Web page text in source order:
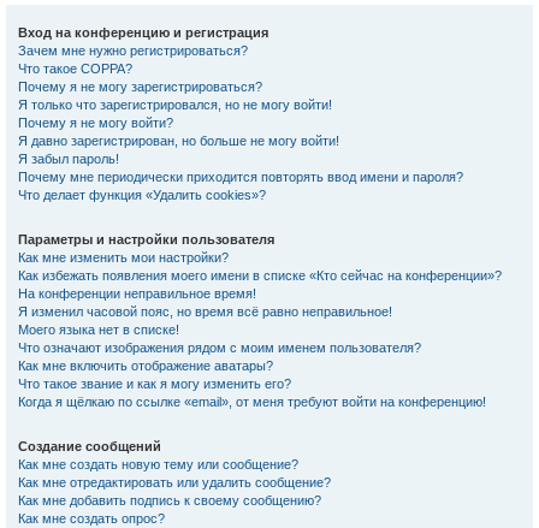
Вход на конференцию и регистрация
Зачем мне нужно регистрироваться?
Что такое COPPA?
Почему я не могу зарегистрироваться?
Я только что зарегистрировался, но не могу войти!
Почему я не могу войти?
Я давно зарегистрирован, но больше не могу войти!
Я забыл пароль!
Почему мне периодически приходится повторять ввод имени и пароля?
Что делает функция «Удалить cookies»?
Параметры и настройки пользователя
Как мне изменить мои настройки?
Как избежать появления моего имени в списке «Кто сейчас на конференции»?
На конференции неправильное время!
Я изменил часовой пояс, но время всё равно неправильное!
Моего языка нет в списке!
Что означают изображения рядом с моим именем пользователя?
Как мне включить отображение аватары?
Что такое звание и как я могу изменить его?
Когда я щёлкаю по ссылке «email», от меня требуют войти на конференцию!
Создание сообщений
Как мне создать новую тему или сообщение?
Как мне отредактировать или удалить сообщение?
Как мне добавить подпись к своему сообщению?
Как мне создать опрос?